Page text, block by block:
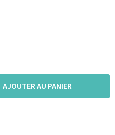
AJOUTER AU PANIER